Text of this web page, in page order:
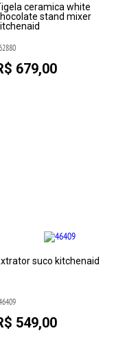
ceramica white
stand mixer
679,00
suco kitchenaid
549,00